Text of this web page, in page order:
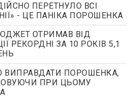
ПЕРЕТНУЛО ВСІ
- ЦЕ ПАНІКА ПОРОШЕНКА
ОТРИМАВ ВІД
РЕКОРДНІ ЗА 10 РОКІВ 5,1
ПОРОШЕНКА,
ПРИ ЦЬОМУ